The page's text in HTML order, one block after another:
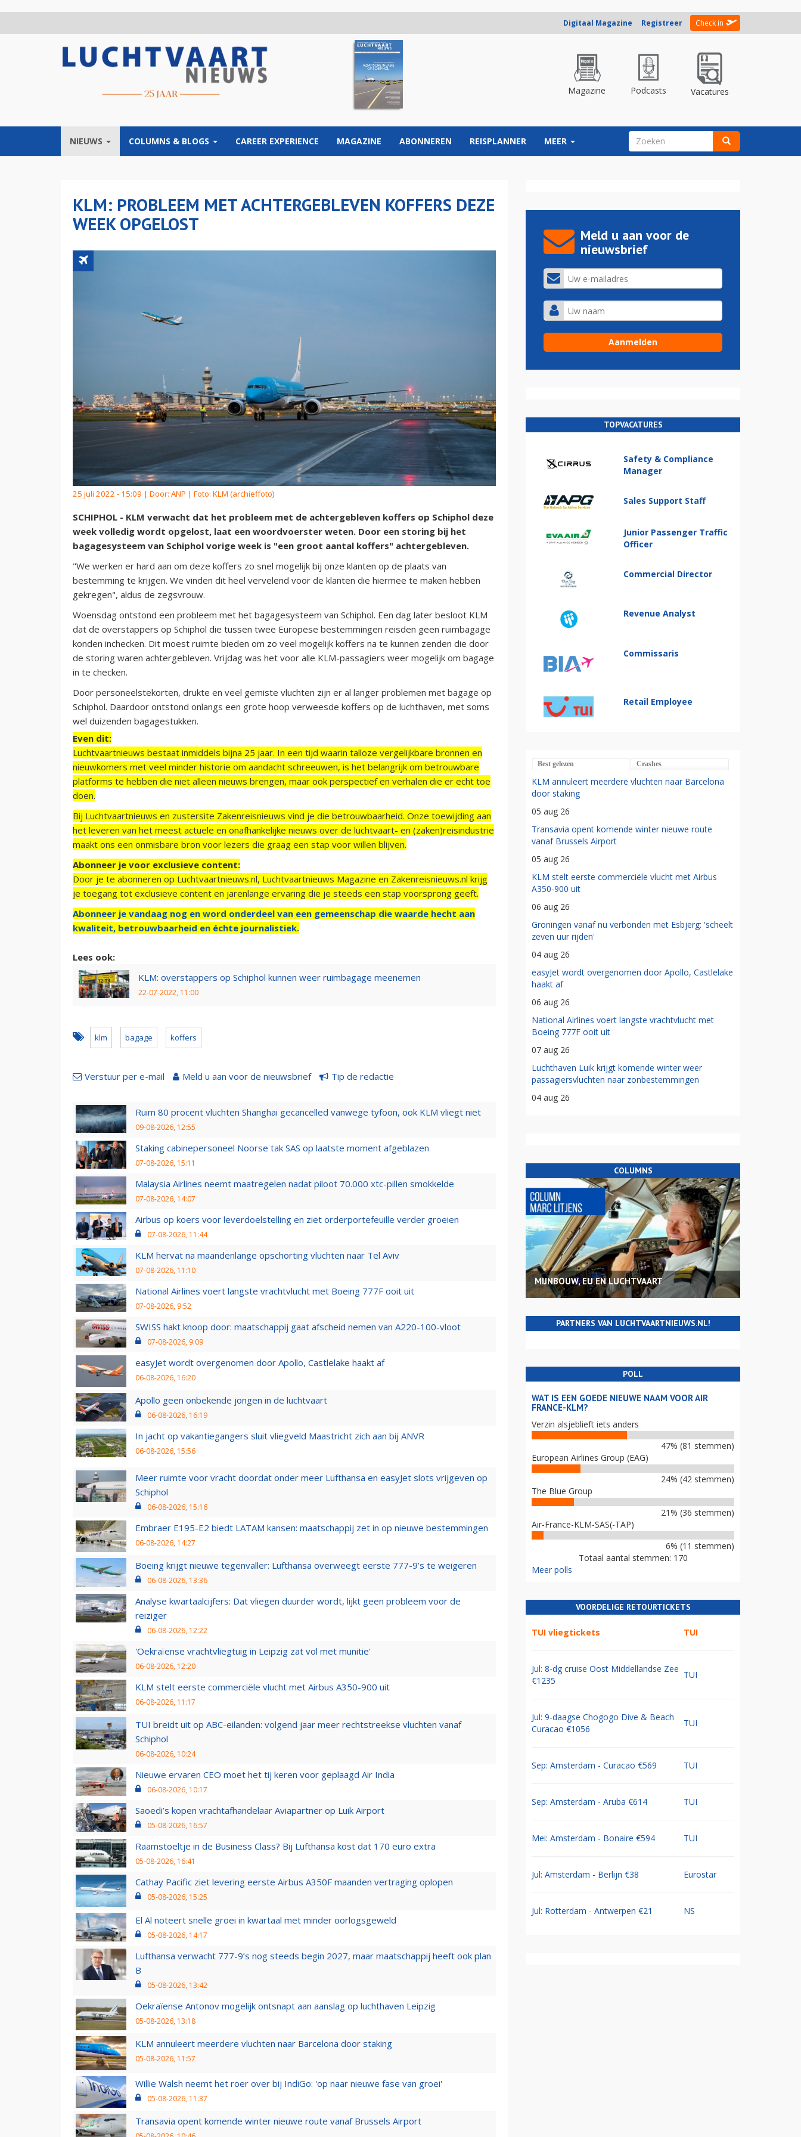
Digitaal Magazine Registreer Check in
Magazine Podcasts Vacatures
NIEUWS COLUMNS & BLOGS CAREER EXPERIENCE MAGAZINE ABONNEREN REISPLANNER MEER ZOEKVELD
KLM: PROBLEEM MET ACHTERGEBLEVEN KOFFERS DEZE
WEEK OPGELOST
25 juli 2022 - 15:09 | Door: ANP | Foto: KLM (archieffoto)
SCHIPHOL - KLM verwacht dat het probleem met de achtergebleven koffers op Schiphol deze
week volledig wordt opgelost, laat een woordvoerster weten. Door een storing bij het
bagagesysteem van Schiphol vorige week is "een groot aantal koffers" achtergebleven.
"We werken er hard aan om deze koffers zo snel mogelijk bij onze klanten op de plaats van
bestemming te krijgen. We vinden dit heel vervelend voor de klanten die hiermee te maken hebben
gekregen", aldus de zegsvrouw.
Woensdag ontstond een probleem met het bagagesysteem van Schiphol. Een dag later besloot KLM
dat de overstappers op Schiphol die tussen twee Europese bestemmingen reisden geen ruimbagage
konden inchecken. Dit moest ruimte bieden om zo veel mogelijk koffers na te kunnen zenden die door
de storing waren achtergebleven. Vrijdag was het voor alle KLM-passagiers weer mogelijk om bagage
in te checken.
Door personeelstekorten, drukte en veel gemiste vluchten zijn er al langer problemen met bagage op
Schiphol. Daardoor ontstond onlangs een grote hoop verweesde koffers op de luchthaven, met soms
wel duizenden bagagestukken.
Even dit:
Luchtvaartnieuws bestaat inmiddels bijna 25 jaar. In een tijd waarin talloze vergelijkbare bronnen en
nieuwkomers met veel minder historie om aandacht schreeuwen, is het belangrijk om betrouwbare
platforms te hebben die niet alleen nieuws brengen, maar ook perspectief en verhalen die er echt toe
doen.
Bij Luchtvaartnieuws en zustersite Zakenreisnieuws vind je die betrouwbaarheid. Onze toewijding aan
het leveren van het meest actuele en onafhankelijke nieuws over de luchtvaart- en (zaken)reisindustrie
maakt ons een onmisbare bron voor lezers die graag een stap voor willen blijven.
Abonneer je voor exclusieve content:
Door je te abonneren op Luchtvaartnieuws.nl, Luchtvaartnieuws Magazine en Zakenreisnieuws.nl krijg
je toegang tot exclusieve content en jarenlange ervaring die je steeds een stap voorsprong geeft.
Abonneer je vandaag nog en word onderdeel van een gemeenschap die waarde hecht aan
kwaliteit, betrouwbaarheid en échte journalistiek.
Lees ook:
KLM: overstappers op Schiphol kunnen weer ruimbagage meenemen
22-07-2022, 11:00
klm bagage koffers
Verstuur per e-mail Meld u aan voor de nieuwsbrief Tip de redactie
Ruim 80 procent vluchten Shanghai gecancelled vanwege tyfoon, ook KLM vliegt niet
09-08-2026, 12:55
Staking cabinepersoneel Noorse tak SAS op laatste moment afgeblazen
07-08-2026, 15:11
Malaysia Airlines neemt maatregelen nadat piloot 70.000 xtc-pillen smokkelde
07-08-2026, 14:07
Airbus op koers voor leverdoelstelling en ziet orderportefeuille verder groeien
07-08-2026, 11:44
KLM hervat na maandenlange opschorting vluchten naar Tel Aviv
07-08-2026, 11:10
National Airlines voert langste vrachtvlucht met Boeing 777F ooit uit
07-08-2026, 9:52
SWISS hakt knoop door: maatschappij gaat afscheid nemen van A220-100-vloot
07-08-2026, 9:09
easyJet wordt overgenomen door Apollo, Castlelake haakt af
06-08-2026, 16:20
Apollo geen onbekende jongen in de luchtvaart
06-08-2026, 16:19
In jacht op vakantiegangers sluit vliegveld Maastricht zich aan bij ANVR
06-08-2026, 15:56
Meer ruimte voor vracht doordat onder meer Lufthansa en easyJet slots vrijgeven op
Schiphol
06-08-2026, 15:16
Embraer E195-E2 biedt LATAM kansen: maatschappij zet in op nieuwe bestemmingen
06-08-2026, 14:27
Boeing krijgt nieuwe tegenvaller: Lufthansa overweegt eerste 777-9’s te weigeren
06-08-2026, 13:36
Analyse kwartaalcijfers: Dat vliegen duurder wordt, lijkt geen probleem voor de
reiziger
06-08-2026, 12:22
'Oekraïense vrachtvliegtuig in Leipzig zat vol met munitie'
06-08-2026, 12:20
KLM stelt eerste commerciële vlucht met Airbus A350-900 uit
06-08-2026, 11:17
TUI breidt uit op ABC-eilanden: volgend jaar meer rechtstreekse vluchten vanaf
Schiphol
06-08-2026, 10:24
Nieuwe ervaren CEO moet het tij keren voor geplaagd Air India
06-08-2026, 10:17
Saoedi’s kopen vrachtafhandelaar Aviapartner op Luik Airport
05-08-2026, 16:57
Raamstoeltje in de Business Class? Bij Lufthansa kost dat 170 euro extra
05-08-2026, 16:41
Cathay Pacific ziet levering eerste Airbus A350F maanden vertraging oplopen
05-08-2026, 15:25
El Al noteert snelle groei in kwartaal met minder oorlogsgeweld
05-08-2026, 14:17
Lufthansa verwacht 777-9’s nog steeds begin 2027, maar maatschappij heeft ook plan
B
05-08-2026, 13:42
Oekraïense Antonov mogelijk ontsnapt aan aanslag op luchthaven Leipzig
05-08-2026, 13:18
KLM annuleert meerdere vluchten naar Barcelona door staking
05-08-2026, 11:57
Willie Walsh neemt het roer over bij IndiGo: 'op naar nieuwe fase van groei'
05-08-2026, 11:37
Transavia opent komende winter nieuwe route vanaf Brussels Airport
Meld u aan voor de
nieuwsbrief
TOPVACATURES
Safety & Compliance
Manager
Sales Support Staff
Junior Passenger Traffic
Officer
Commercial Director
Revenue Analyst
Commissaris
Retail Employee
Best gelezen Crashes
KLM annuleert meerdere vluchten naar Barcelona
door staking
05 aug 26
Transavia opent komende winter nieuwe route
vanaf Brussels Airport
05 aug 26
KLM stelt eerste commerciële vlucht met Airbus
A350-900 uit
06 aug 26
Groningen vanaf nu verbonden met Esbjerg: 'scheelt
zeven uur rijden'
04 aug 26
easyJet wordt overgenomen door Apollo, Castlelake
haakt af
06 aug 26
National Airlines voert langste vrachtvlucht met
Boeing 777F ooit uit
07 aug 26
Luchthaven Luik krijgt komende winter weer
passagiersvluchten naar zonbestemmingen
04 aug 26
COLUMNS
MIJNBOUW, EU EN LUCHTVAART
PARTNERS VAN LUCHTVAARTNIEUWS.NL!
POLL
WAT IS EEN GOEDE NIEUWE NAAM VOOR AIR
FRANCE-KLM?
Verzin alsjeblieft iets anders
47% (81 stemmen)
European Airlines Group (EAG)
24% (42 stemmen)
The Blue Group
21% (36 stemmen)
Air-France-KLM-SAS(-TAP)
6% (11 stemmen)
Totaal aantal stemmen: 170
Meer polls
VOORDELIGE RETOURTICKETS
TUI vliegtickets TUI
Jul: 8-dg cruise Oost Middellandse Zee
€1235
TUI
Jul: 9-daagse Chogogo Dive & Beach
Curacao €1056
TUI
Sep: Amsterdam - Curacao €569 TUI
Sep: Amsterdam - Aruba €614 TUI
Mei: Amsterdam - Bonaire €594 TUI
Jul: Amsterdam - Berlijn €38 Eurostar
Jul: Rotterdam - Antwerpen €21 NS